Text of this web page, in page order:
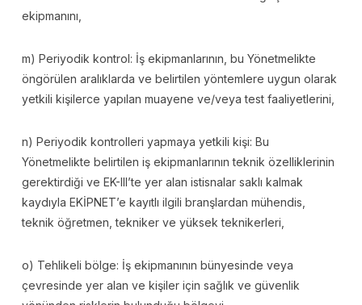
ekipmanını,
m) Periyodik kontrol: İş ekipmanlarının, bu Yönetmelikte
öngörülen aralıklarda ve belirtilen yöntemlere uygun olarak
yetkili kişilerce yapılan muayene ve/veya test faaliyetlerini,
n) Periyodik kontrolleri yapmaya yetkili kişi: Bu
Yönetmelikte belirtilen iş ekipmanlarının teknik özelliklerinin
gerektirdiği ve EK-III’te yer alan istisnalar saklı kalmak
kaydıyla EKİPNET’e kayıtlı ilgili branşlardan mühendis,
teknik öğretmen, tekniker ve yüksek teknikerleri,
o) Tehlikeli bölge: İş ekipmanının bünyesinde veya
çevresinde yer alan ve kişiler için sağlık ve güvenlik